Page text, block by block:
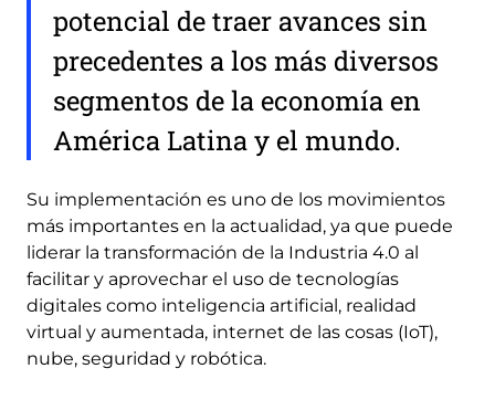
potencial de traer avances sin
precedentes a los más diversos
segmentos de la economía en
América Latina y el mundo.
Su implementación es uno de los movimientos
más importantes en la actualidad, ya que puede
liderar la transformación de la Industria 4.0 al
facilitar y aprovechar el uso de tecnologías
digitales como inteligencia artificial, realidad
virtual y aumentada, internet de las cosas (IoT),
nube, seguridad y robótica.